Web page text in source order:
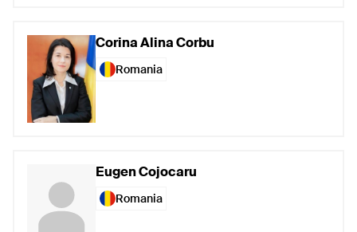
Corina Alina Corbu
Romania
Eugen Cojocaru
Romania